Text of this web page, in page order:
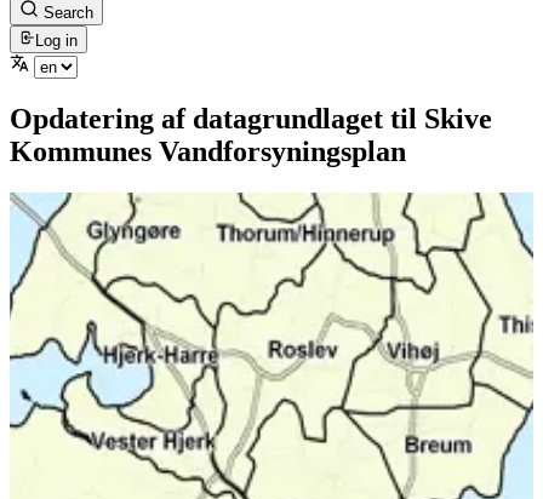
Search
Log in
Opdatering af datagrundlaget til Skive
Kommunes Vandforsyningsplan